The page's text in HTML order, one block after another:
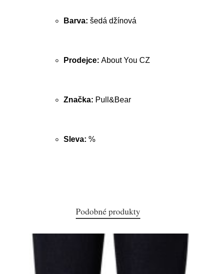
Barva: šedá džínová
Prodejce: About You CZ
Značka: Pull&Bear
Sleva: %
Podobné produkty